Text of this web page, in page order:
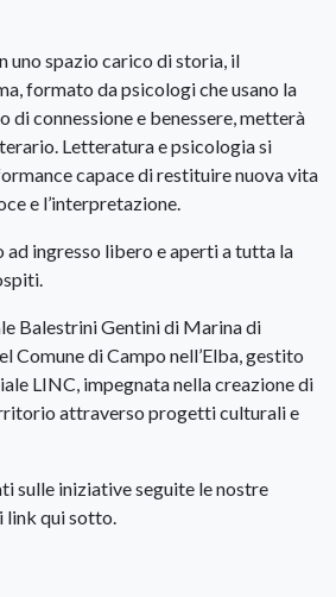
uno spazio carico di storia, il
formato da psicologi che usano la
di connessione e benessere, metterà
Letteratura e psicologia si
capace di restituire nuova vita
e l’interpretazione.
ad ingresso libero e aperti a tutta la
Balestrini Gentini di Marina di
Comune di Campo nell’Elba, gestito
LINC, impegnata nella creazione di
attraverso progetti culturali e
sulle iniziative seguite le nostre
link qui sotto.